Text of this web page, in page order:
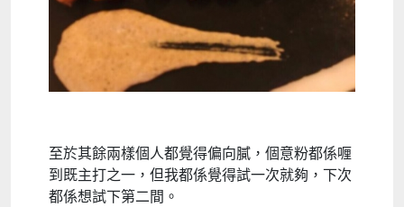
至於其餘兩樣個人都覺得偏向膩，個意粉都係喱
到既主打之一，但我都係覺得試一次就夠，下次
都係想試下第二間。